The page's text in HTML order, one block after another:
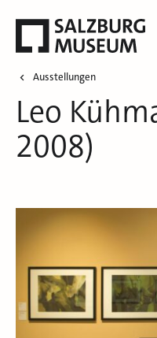
Ausstellungen
Leo
2008)